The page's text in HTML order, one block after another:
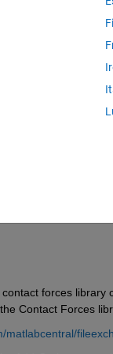
forces
Contact Forces
matlabcentral/